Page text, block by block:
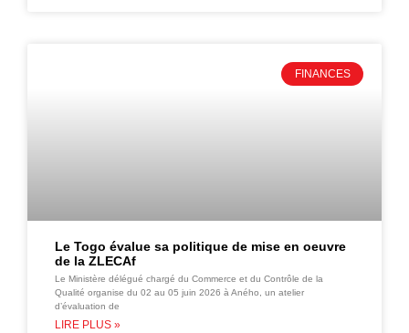
FINANCES
Le Togo évalue sa politique de mise en oeuvre
de la ZLECAf
Le Ministère délégué chargé du Commerce et du Contrôle de la
Qualité organise du 02 au 05 juin 2026 à Aného, un atelier
d’évaluation de
LIRE PLUS »